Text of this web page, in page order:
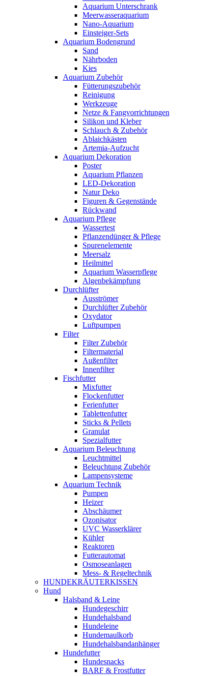
Aquarium Unterschrank
Meerwasseraquarium
Nano-Aquarium
Einsteiger-Sets
Aquarium Bodengrund
Sand
Nährboden
Kies
Aquarium Zubehör
Fütterungszubehör
Reinigung
Werkzeuge
Netze & Fangvorrichtungen
Silikon und Kleber
Schlauch & Zubehör
Ablaichkästen
Artemia-Aufzucht
Aquarium Dekoration
Poster
Aquarium Pflanzen
LED-Dekoration
Natur Deko
Figuren & Gegenstände
Rückwand
Aquarium Pflege
Wassertest
Pflanzendünger & Pflege
Spurenelemente
Meersalz
Heilmittel
Aquarium Wasserpflege
Algenbekämpfung
Durchlüfter
Ausströmer
Durchlüfter Zubehör
Oxydator
Luftpumpen
Filter
Filter Zubehör
Filtermaterial
Außenfilter
Innenfilter
Fischfutter
Mixfutter
Flockenfutter
Ferienfutter
Tablettenfutter
Sticks & Pellets
Granulat
Spezialfutter
Aquarium Beleuchtung
Leuchtmittel
Beleuchtung Zubehör
Lampensysteme
Aquarium Technik
Pumpen
Heizer
Abschäumer
Ozonisator
UVC Wasserklärer
Kühler
Reaktoren
Futterautomat
Osmoseanlagen
Mess- & Regeltechnik
HUNDEKRÄUTERKISSEN
Hund
Halsband & Leine
Hundegeschirr
Hundehalsband
Hundeleine
Hundemaulkorb
Hundehalsbandanhänger
Hundefutter
Hundesnacks
BARF & Frostfutter